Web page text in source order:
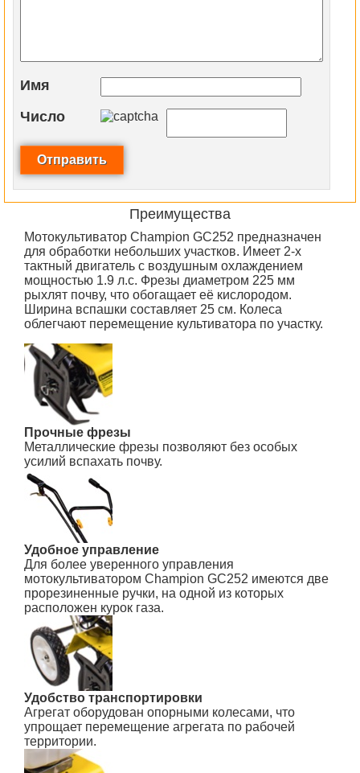
Имя
Число
Преимущества
Мотокультиватор Champion GC252 предназначен
для обработки небольших участков. Имеет 2-х
тактный двигатель с воздушным охлаждением
мощностью 1.9 л.с. Фрезы диаметром 225 мм
рыхлят почву, что обогащает её кислородом.
Ширина вспашки составляет 25 см. Колеса
облегчают перемещение культиватора по участку.
Прочные фрезы
Металлические фрезы позволяют без особых
усилий вспахать почву.
Удобное управление
Для более уверенного управления
мотокультиватором Champion GC252 имеются две
прорезиненные ручки, на одной из которых
расположен курок газа.
Удобство транспортировки
Агрегат оборудован опорными колесами, что
упрощает перемещение агрегата по рабочей
территории.